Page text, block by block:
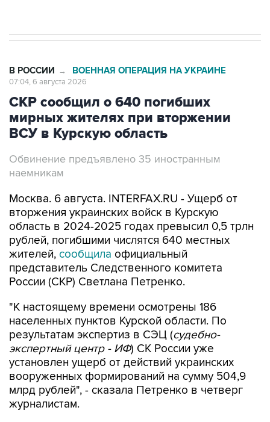
В РОССИИ → ВОЕННАЯ ОПЕРАЦИЯ НА УКРАИНЕ
07:04, 6 августа 2026
СКР сообщил о 640 погибших
мирных жителях при вторжении
ВСУ в Курскую область
Обвинение предъявлено 35 иностранным
наемникам
Москва. 6 августа. INTERFAX.RU - Ущерб от
вторжения украинских войск в Курскую
область в 2024-2025 годах превысил 0,5 трлн
рублей, погибшими числятся 640 местных
жителей, сообщила официальный
представитель Следственного комитета
России (СКР) Светлана Петренко.
"К настоящему времени осмотрены 186
населенных пунктов Курской области. По
результатам экспертиз в СЭЦ (судебно-
экспертный центр - ИФ) СК России уже
установлен ущерб от действий украинских
вооруженных формирований на сумму 504,9
млрд рублей", - сказала Петренко в четверг
журналистам.